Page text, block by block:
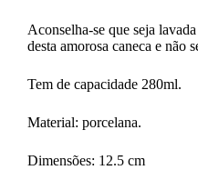
Aconselha-se que seja
desta amorosa caneca e não
Tem de capacidade 280ml.
Material: porcelana.
Dimensões: 12.5 cm